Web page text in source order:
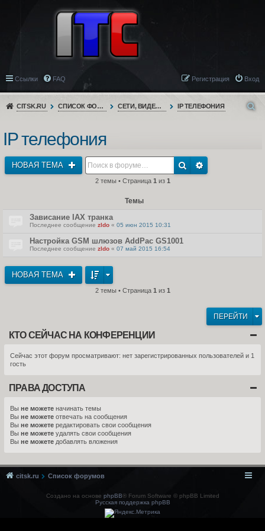
Ссылки FAQ Вход
Регистрация
CITSK.RU СПИСОК ФОРУМОВ СЕТИ, ВИДЕОНАБЛЮДЕНИЕ, ТЕЛЕФОНИЯ IP ТЕЛЕФОНИЯ
IP телефония
НОВАЯ ТЕМА
2 темы • Страница 1 из 1
Темы
Зависание IAX транка
Последнее сообщение zldo « 05 июн 2015 10:31
Настройка GSM шлюзов AddPac GS1001
Последнее сообщение zldo « 07 май 2015 16:54
НОВАЯ ТЕМА
2 темы • Страница 1 из 1
ПЕРЕЙТИ
КТО СЕЙЧАС НА КОНФЕРЕНЦИИ
Сейчас этот форум просматривают: нет зарегистрированных пользователей и 1
гость
ПРАВА ДОСТУПА
Вы не можете начинать темы
Вы не можете отвечать на сообщения
Вы не можете редактировать свои сообщения
Вы не можете удалять свои сообщения
Вы не можете добавлять вложения
citsk.ru Список форумов
Создано на основе phpBB® Forum Software © phpBB Limited
Русская поддержка phpBB